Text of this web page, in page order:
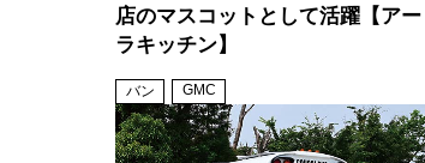
店のマスコットとして活躍【アー
ラキッチン】
バン GMC